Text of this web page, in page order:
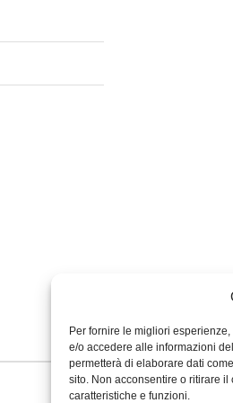
Per fornire le migliori
e/o accedere alle informazioni
permetterà di elaborare dati
sito. Non acconsentire o ritirare
caratteristiche e funzioni.
MIGROS